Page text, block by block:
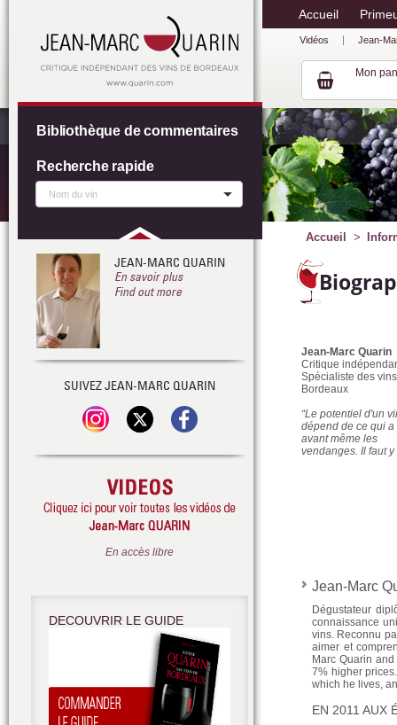
Accueil
Vidéos Jean-
Mon
Accueil
Jean-Marc Quarin
Critique
Spécialiste des
Bordeaux
“Le potentiel d'un
dépend de ce qui a
avant même les
vendanges. Il faut y
Jean-Marc
Dégustateur
connaissance
vins. Reconnu
aimer et
Marc Quarin
7% higher
which he lives,
EN 2011 AUX
Bibliothèque de commentaires
Recherche rapide
JEAN-MARC QUARIN
En savoir plus
Find out more
SUIVEZ JEAN-MARC QUARIN
En accès libre
DECOUVRIR LE GUIDE